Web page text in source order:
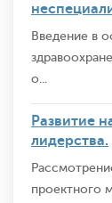
Введение в
о...
Развитие
лидерства.
проектного